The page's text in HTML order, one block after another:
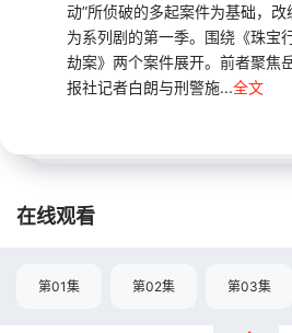
动”所侦破的多起案件为基础，
为系列剧的第一季。围绕《珠宝
劫案》两个案件展开。前者聚焦
报社记者白朗与刑警施...全文
在线观看
第01集 第02集 第03集